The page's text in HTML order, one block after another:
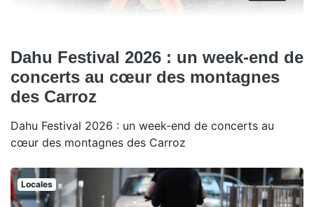
Dahu Festival 2026 : un week-end de
concerts au cœur des montagnes
des Carroz
Dahu Festival 2026 : un week-end de concerts au
cœur des montagnes des Carroz
Locales